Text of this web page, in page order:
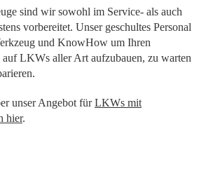
sind wir sowohl im Service- als auch
vorbereitet. Unser geschultes Personal
und KnowHow um Ihren
LKWs aller Art aufzubauen, zu warten
unser Angebot fürLKWs mit
hier.